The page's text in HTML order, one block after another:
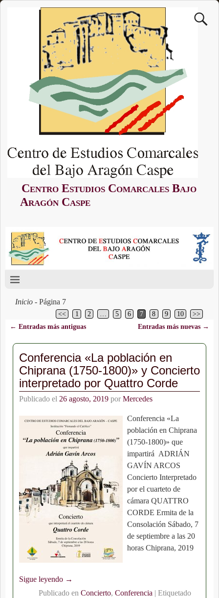
Centro Estudios Comarcales Bajo
Aragón Caspe
Inicio - Página 7
<< 1 2 … 5 6 7 8 9 10 >>
← Entradas más antiguas Entradas más nuevas →
Conferencia «La población en
Chiprana (1750-1800)» y Concierto
interpretado por Quattro Corde
Publicado el 26 agosto, 2019 por Mercedes
Conferencia «La
población en Chiprana
(1750-1800)» que
impartirá ADRIÁN
GAVÍN ARCOS
Concierto Interpretado
por el cuarteto de
cámara QUATTRO
CORDE Ermita de la
Consolación Sábado, 7
de septiembre a las 20
horas Chiprana, 2019
Sigue leyendo →
Publicado en Concierto, Conferencia | Etiquetado